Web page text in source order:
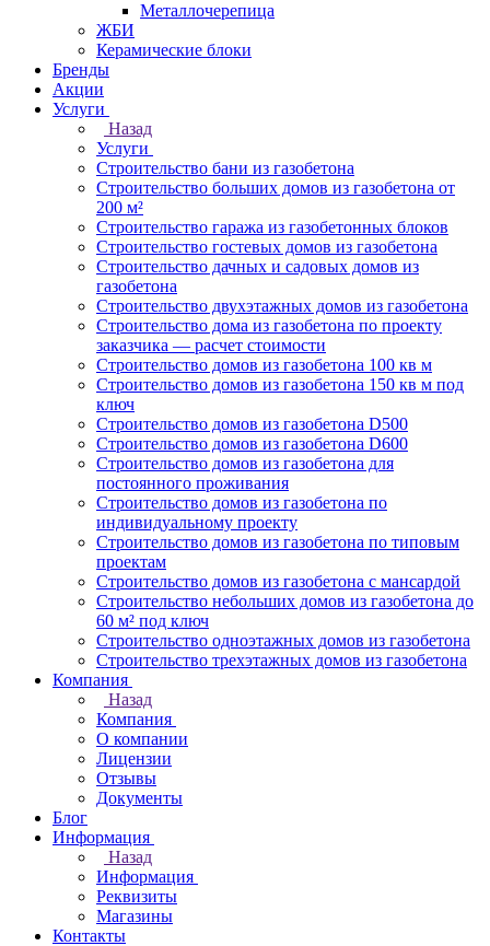
Металлочерепица
ЖБИ
Керамические блоки
Бренды
Акции
Услуги
Назад
Услуги
Строительство бани из газобетона
Строительство больших домов из газобетона от
200 м²
Строительство гаража из газобетонных блоков
Строительство гостевых домов из газобетона
Строительство дачных и садовых домов из
газобетона
Строительство двухэтажных домов из газобетона
Строительство дома из газобетона по проекту
заказчика — расчет стоимости
Строительство домов из газобетона 100 кв м
Строительство домов из газобетона 150 кв м под
ключ
Строительство домов из газобетона D500
Строительство домов из газобетона D600
Строительство домов из газобетона для
постоянного проживания
Строительство домов из газобетона по
индивидуальному проекту
Строительство домов из газобетона по типовым
проектам
Строительство домов из газобетона с мансардой
Строительство небольших домов из газобетона до
60 м² под ключ
Строительство одноэтажных домов из газобетона
Строительство трехэтажных домов из газобетона
Компания
Назад
Компания
О компании
Лицензии
Отзывы
Документы
Блог
Информация
Назад
Информация
Реквизиты
Магазины
Контакты